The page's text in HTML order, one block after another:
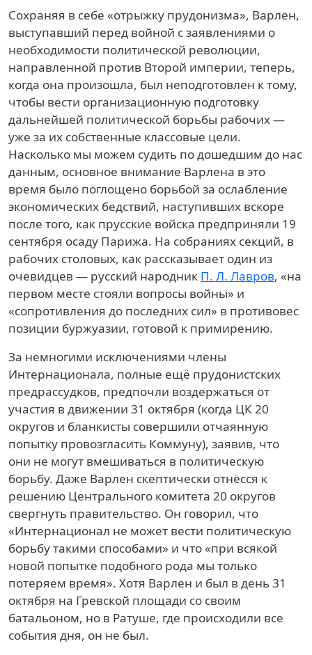
Сохраняя в себе «отрыжку прудонизма», Варлен,
выступавший перед войной с заявлениями о
необходимости политической революции,
направленной против Второй империи, теперь,
когда она произошла, был неподготовлен к тому,
чтобы вести организационную подготовку
дальнейшей политической борьбы рабочих —
уже за их собственные классовые цели.
Насколько мы можем судить по дошедшим до нас
данным, основное внимание Варлена в это
время было поглощено борьбой за ослабление
экономических бедствий, наступивших вскоре
после того, как прусские войска предприняли 19
сентября осаду Парижа. На собраниях секций, в
рабочих столовых, как рассказывает один из
очевидцев — русский народник П. Л. Лавров, «на
первом месте стояли вопросы войны» и
«сопротивления до последних сил» в противовес
позиции буржуазии, готовой к примирению.
За немногими исключениями члены
Интернационала, полные ещё прудонистских
предрассудков, предпочли воздержаться от
участия в движении 31 октября (когда ЦК 20
округов и бланкисты совершили отчаянную
попытку провозгласить Коммуну), заявив, что
они не могут вмешиваться в политическую
борьбу. Даже Варлен скептически отнёсся к
решению Центрального комитета 20 округов
свергнуть правительство. Он говорил, что
«Интернационал не может вести политическую
борьбу такими способами» и что «при всякой
новой попытке подобного рода мы только
потеряем время». Хотя Варлен и был в день 31
октября на Гревской площади со своим
батальоном, но в Ратуше, где происходили все
события дня, он не был.